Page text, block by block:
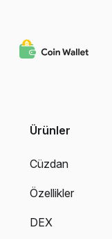
Ürünler
Cüzdan
Özellikler
DEX